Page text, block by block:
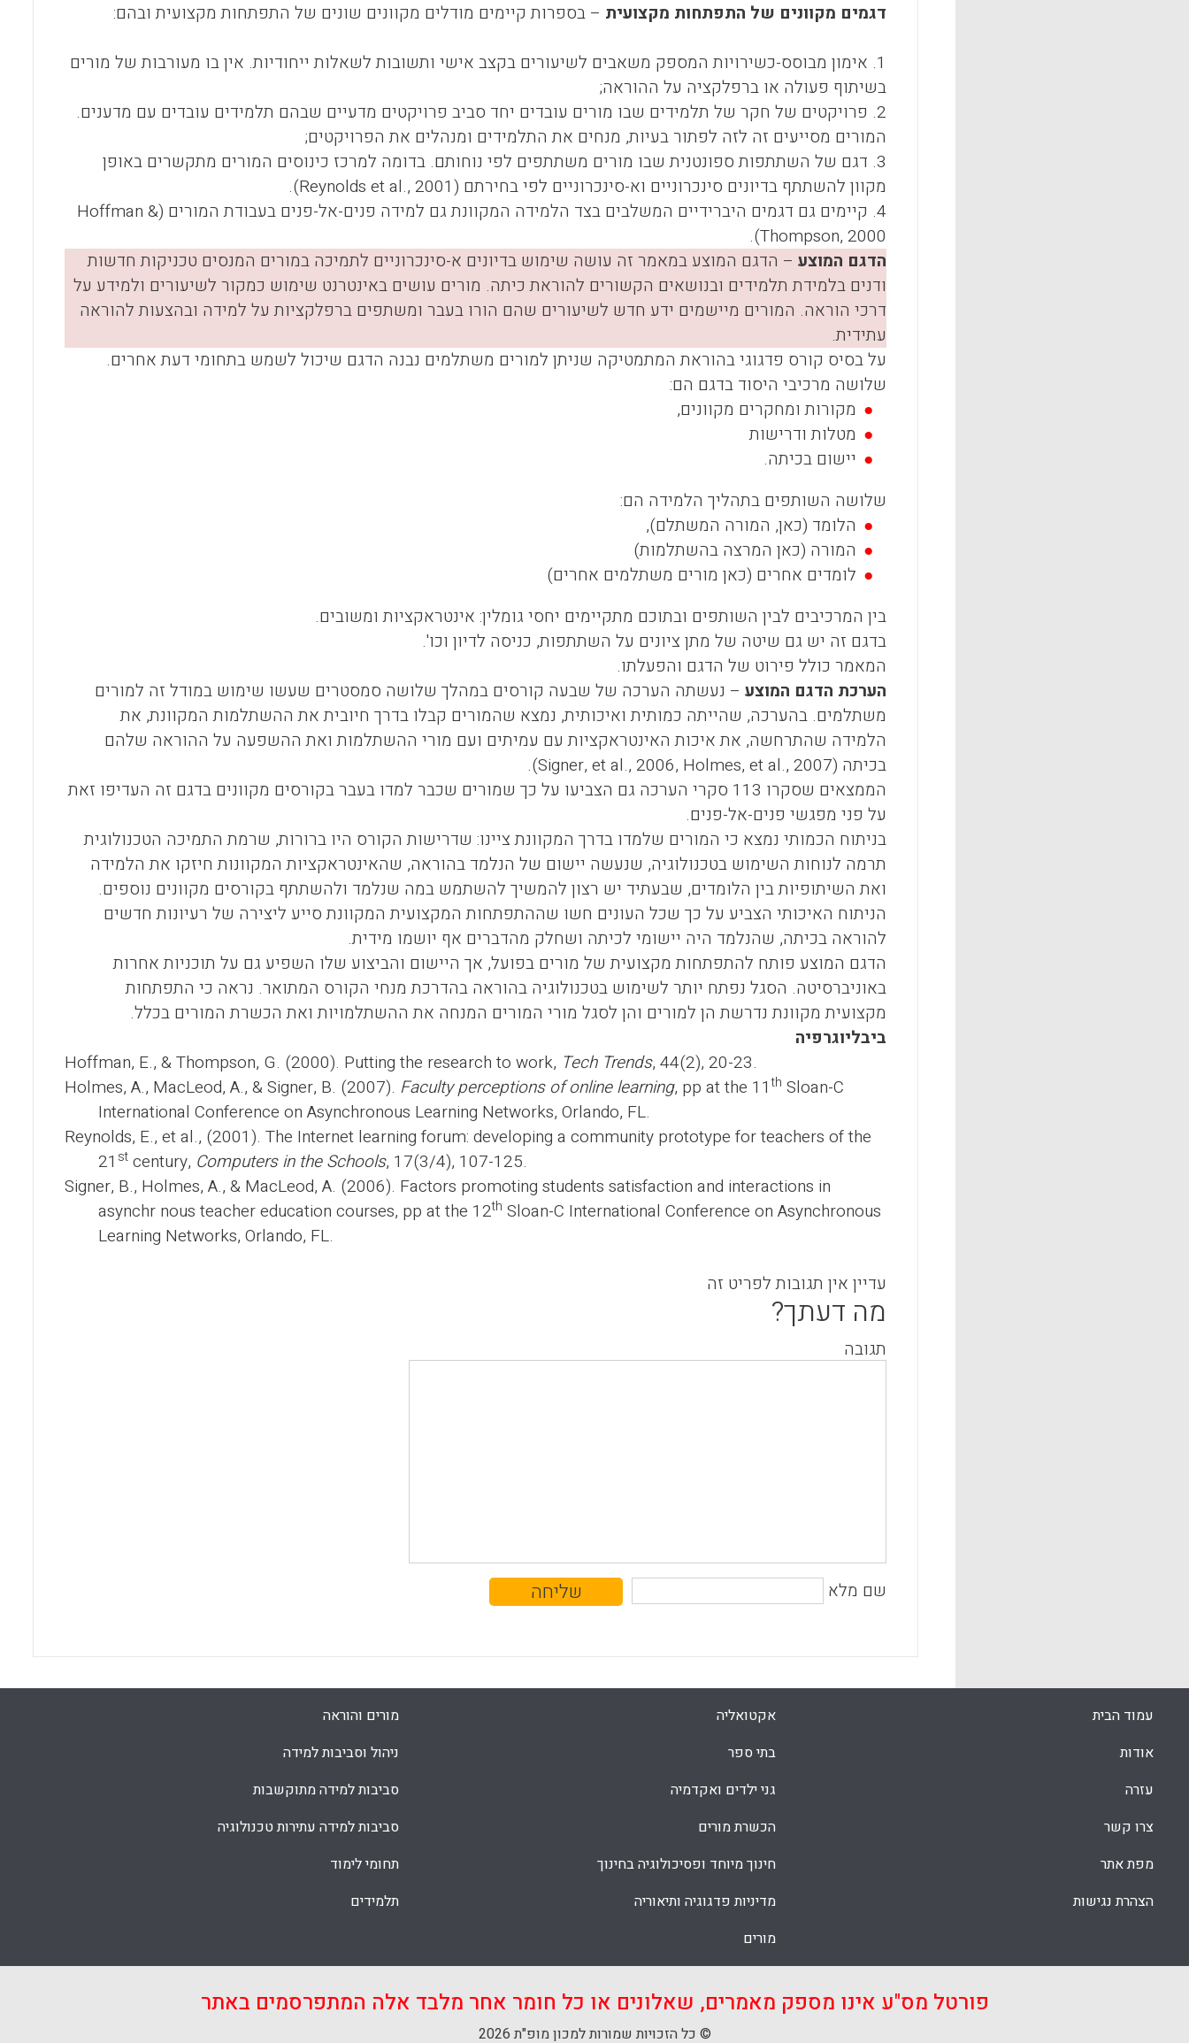
דגמים מקוונים של התפתחות מקצועית – בספרות קיימים מודלים מקוונים שונים של התפתחות מקצועית ובהם:
1. אימון מבוסס-כשירויות המספק משאבים לשיעורים בקצב אישי ותשובות לשאלות ייחודיות. אין בו מעורבות של מורים
בשיתוף פעולה או ברפלקציה על ההוראה;
2. פרויקטים של חקר של תלמידים שבו מורים עובדים יחד סביב פרויקטים מדעיים שבהם תלמידים עובדים עם מדענים.
המורים מסייעים זה לזה לפתור בעיות, מנחים את התלמידים ומנהלים את הפרויקטים;
3. דגם של השתתפות ספונטנית שבו מורים משתתפים לפי נוחותם. בדומה למרכז כינוסים המורים מתקשרים באופן
מקוון להשתתף בדיונים סינכרוניים וא-סינכרוניים לפי בחירתם (Reynolds et al., 2001
).
4. קיימים גם דגמים היברידיים המשלבים בצד הלמידה המקוונת גם למידה פנים-אל-פנים בעבודת המורים (
Hoffman &
Thompson, 2000
).
הדגם המוצע – הדגם המוצע במאמר זה עושה שימוש בדיונים א-סינכרוניים לתמיכה במורים המנסים טכניקות חדשות
ודנים בלמידת תלמידים ובנושאים הקשורים להוראת כיתה. מורים עושים באינטרנט שימוש כמקור לשיעורים ולמידע על
דרכי הוראה. המורים מיישמים ידע חדש לשיעורים שהם הורו בעבר ומשתפים ברפלקציות על למידה ובהצעות להוראה
עתידית.
על בסיס קורס פדגוגי בהוראת המתמטיקה שניתן למורים משתלמים נבנה הדגם שיכול לשמש בתחומי דעת אחרים.
שלושה מרכיבי היסוד בדגם הם:
מקורות ומחקרים מקוונים,
מטלות ודרישות
יישום בכיתה.
שלושה השותפים בתהליך הלמידה הם:
הלומד (כאן, המורה המשתלם),
המורה (כאן המרצה בהשתלמות)
לומדים אחרים (כאן מורים משתלמים אחרים)
בין המרכיבים לבין השותפים ובתוכם מתקיימים יחסי גומלין: אינטראקציות ומשובים.
בדגם זה יש גם שיטה של מתן ציונים על השתתפות, כניסה לדיון וכו'.
המאמר כולל פירוט של הדגם והפעלתו.
הערכת הדגם המוצע – נעשתה הערכה של שבעה קורסים במהלך שלושה סמסטרים שעשו שימוש במודל זה למורים
משתלמים. בהערכה, שהייתה כמותית ואיכותית, נמצא שהמורים קבלו בדרך חיובית את ההשתלמות המקוונת, את
הלמידה שהתרחשה, את איכות האינטראקציות עם עמיתים ועם מורי ההשתלמות ואת ההשפעה על ההוראה שלהם
בכיתה ((Signer, et al., 2006, Holmes, et al., 2007
.
הממצאים שסקרו 113 סקרי הערכה גם הצביעו על כך שמורים שכבר למדו בעבר בקורסים מקוונים בדגם זה העדיפו זאת
על פני מפגשי פנים-אל-פנים.
בניתוח הכמותי נמצא כי המורים שלמדו בדרך המקוונת ציינו: שדרישות הקורס היו ברורות, שרמת התמיכה הטכנולוגית
תרמה לנוחות השימוש בטכנולוגיה, שנעשה יישום של הנלמד בהוראה, שהאינטראקציות המקוונות חיזקו את הלמידה
ואת השיתופיות בין הלומדים, שבעתיד יש רצון להמשיך להשתמש במה שנלמד ולהשתתף בקורסים מקוונים נוספים.
הניתוח האיכותי הצביע על כך שכל העונים חשו שההתפתחות המקצועית המקוונת סייע ליצירה של רעיונות חדשים
להוראה בכיתה, שהנלמד היה יישומי לכיתה ושחלק מהדברים אף יושמו מידית.
הדגם המוצע פותח להתפתחות מקצועית של מורים בפועל, אך היישום והביצוע שלו השפיע גם על תוכניות אחרות
באוניברסיטה. הסגל נפתח יותר לשימוש בטכנולוגיה בהוראה בהדרכת מנחי הקורס המתואר. נראה כי התפתחות
מקצועית מקוונת נדרשת הן למורים והן לסגל מורי המורים המנחה את ההשתלמויות ואת הכשרת המורים בכלל.
ביבליוגרפיה
Hoffman, E., & Thompson, G. (2000). Putting the research to work, Tech Trends, 44(2), 20-23.
Holmes, A., MacLeod, A., & Signer, B. (2007). Faculty perceptions of online learning, pp at the 11th Sloan-C
International Conference on Asynchronous Learning Networks, Orlando, FL.
Reynolds, E., et al., (2001). The Internet learning forum: developing a community prototype for teachers of the
21 stcentury, Computers in the Schools, 17(3/4), 107-125.
Signer, B., Holmes, A., & MacLeod, A. (2006). Factors promoting students satisfaction and interactions in
asynchr nous teacher education courses, pp at the 12th Sloan-C International Conference on Asynchronous
Learning Networks, Orlando, FL.
עדיין אין תגובות לפריט זה
מה דעתך?
תגובה
שם מלא
עמוד הבית
אודות
עזרה
צרו קשר
מפת אתר
הצהרת נגישות
אקטואליה
בתי ספר
גני ילדים ואקדמיה
הכשרת מורים
חינוך מיוחד ופסיכולוגיה בחינוך
מדיניות פדגוגיה ותיאוריה
מורים
מורים והוראה
ניהול וסביבות למידה
סביבות למידה מתוקשבות
סביבות למידה עתירות טכנולוגיה
תחומי לימוד
תלמידים
פורטל מס"ע אינו מספק מאמרים, שאלונים או כל חומר אחר מלבד אלה המתפרסמים באתר
© כל הזכויות שמורות למכון מופ"ת 2026